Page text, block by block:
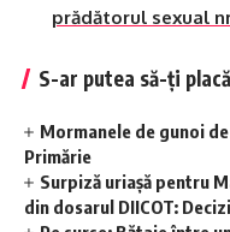
prădătorul sexual
S-ar putea să-ți
Mormanele de gunoi
Primărie
Surpiză uriașă pentru
din dosarul DIICOT: